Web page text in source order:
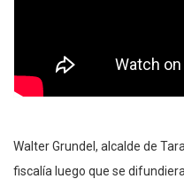
Walter Grundel, alcalde de
fiscalía luego que se